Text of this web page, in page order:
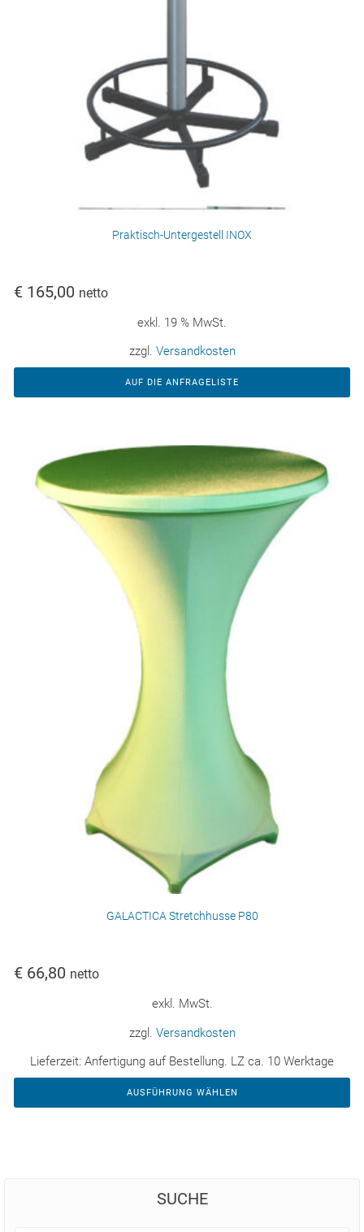
Praktisch-Untergestell INOX
€ 165,00 netto
exkl. 19 % MwSt.
zzgl. Versandkosten
AUF DIE ANFRAGELISTE
GALACTICA Stretchhusse P80
€ 66,80 netto
exkl. MwSt.
zzgl. Versandkosten
Lieferzeit: Anfertigung auf Bestellung. LZ ca. 10 Werktage
AUSFÜHRUNG WÄHLEN
SUCHE